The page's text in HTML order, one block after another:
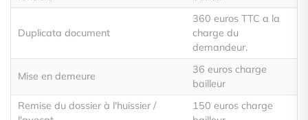
Duplicata document
360 euros TTC a la
charge du
demandeur.
Mise en demeure
36 euros charge
bailleur
Remise du dossier à l'huissier /
150 euros charge